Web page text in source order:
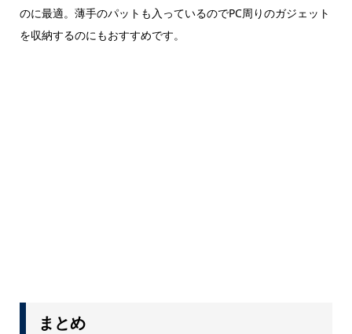
のに最適。薄手のパットも入っているのでPC周りのガジェット
を収納するのにもおすすめです。
まとめ